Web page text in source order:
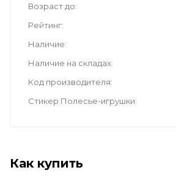
Возраст до
Рейтинг
Наличие
Наличие на складах
Код производителя
Стикер Полесье-игрушки
Как купить